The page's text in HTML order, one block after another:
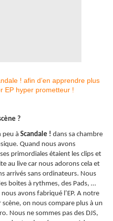
?
peu à Scandale ! dans sa chambre
Quand nous avons
primordiales étaient les clips et
au live car nous adorons cela et
arrivés sans ordinateurs. Nous
boites à rythmes, des Pads, …
avons fabriqué l’EP. A notre
on nous compare plus à un
Nous ne sommes pas des DJS,